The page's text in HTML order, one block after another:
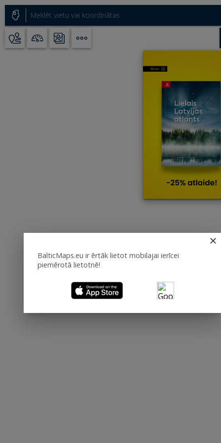
BalticMaps.eu ir ērtāk lietot mobilajai ierīcei
piemērotā lietotnē!